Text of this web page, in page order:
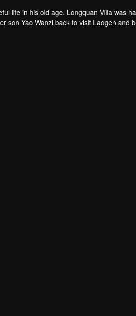
life in his old age. Longquan Villa was
son Yao Wanzi back to visit Laogen and
the villa again. But he suddenly found
with Laogen’s granddaughter